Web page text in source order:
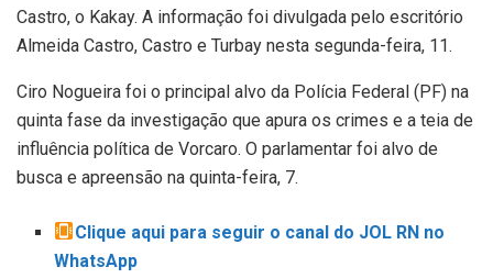
Castro, o Kakay. A informação foi divulgada pelo escritório
Almeida Castro, Castro e Turbay nesta segunda-feira, 11.
Ciro Nogueira foi o principal alvo da Polícia Federal (PF) na
quinta fase da investigação que apura os crimes e a teia de
influência política de Vorcaro. O parlamentar foi alvo de
busca e apreensão na quinta-feira, 7.
Clique aqui para seguir o canal do JOL RN no
WhatsApp